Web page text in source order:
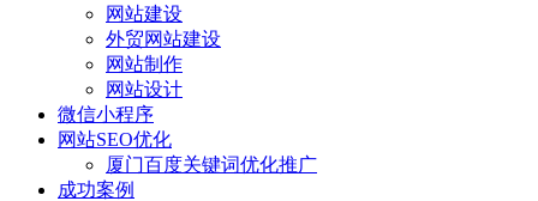
网站建设
外贸网站建设
网站制作
网站设计
微信小程序
网站SEO优化
厦门百度关键词优化推广
成功案例